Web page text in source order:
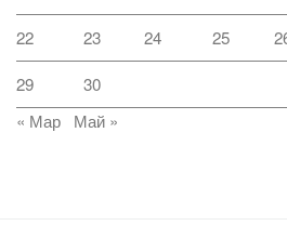
22 23 24 25
29
30
« Мар
Май »